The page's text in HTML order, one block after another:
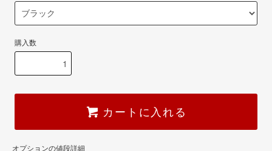
購入数
カートに入れる
オプションの値段詳細